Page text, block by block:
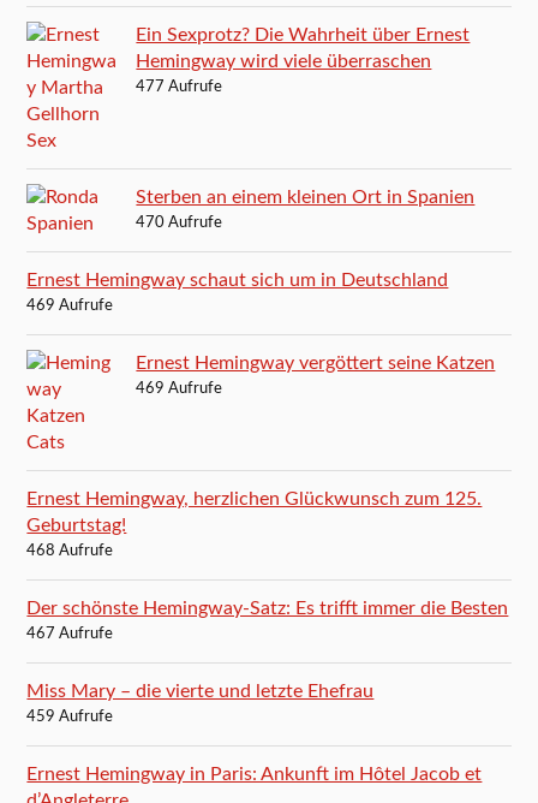
Ein Sexprotz? Die Wahrheit über Ernest
Hemingway wird viele überraschen
477 Aufrufe
Sterben an einem kleinen Ort in Spanien
470 Aufrufe
Ernest Hemingway schaut sich um in Deutschland
469 Aufrufe
Ernest Hemingway vergöttert seine Katzen
469 Aufrufe
Ernest Hemingway, herzlichen Glückwunsch zum 125.
Geburtstag!
468 Aufrufe
Der schönste Hemingway-Satz: Es trifft immer die Besten
467 Aufrufe
Miss Mary – die vierte und letzte Ehefrau
459 Aufrufe
Ernest Hemingway in Paris: Ankunft im Hôtel Jacob et